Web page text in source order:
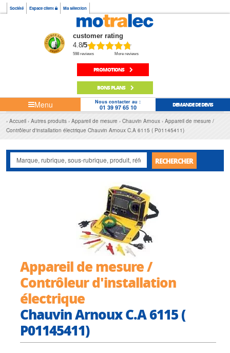
Société Espace client Ma sélection
customer rating
4.8/5
598 reviews More reviews
PROMOTIONS
BONS PLANS
Menu Nous contacter au :
01 39 97 65 10 DEMANDE DE DEVIS
Accueil Autres produits Appareil de mesure Chauvin Arnoux
Appareil de mesure /
Contrôleur d'installation électrique Chauvin Arnoux C.A 6115 ( P01145411)
RECHERCHER
Appareil de mesure /
Contrôleur d'installation
électrique
Chauvin Arnoux C.A 6115 (
P01145411)